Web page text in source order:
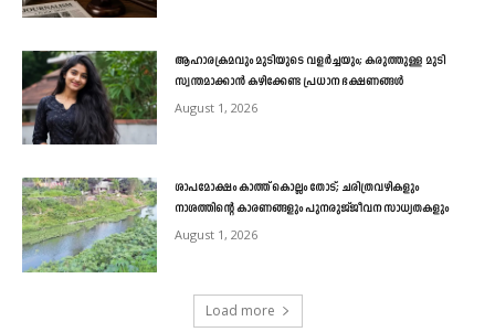
ആഹാരക്രമവും മുടിയുടെ വളർച്ചയും; കരുത്തുള്ള മുടി
സ്വന്തമാക്കാൻ കഴിക്കേണ്ട പ്രധാന ഭക്ഷണങ്ങൾ
August 1, 2026
ശാപമോക്ഷം കാത്ത് കൊല്ലം തോട്; ചരിത്രവഴികളും
നാശത്തിന്റെ കാരണങ്ങളും പുനരുജ്ജീവന സാധ്യതകളും
August 1, 2026
Load more